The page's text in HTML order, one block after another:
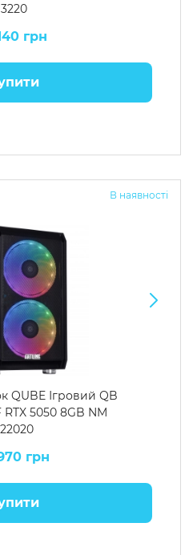
3220
грн
В наявності
QUBE Ігровий QB
RTX 5050 8GB NM
грн